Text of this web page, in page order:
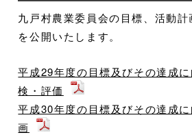
九戸村農業委員会の目標、活動
を公開いたします。
平成29年度の目標及びその達成
検・評価
平成30年度の目標及びその達成
画